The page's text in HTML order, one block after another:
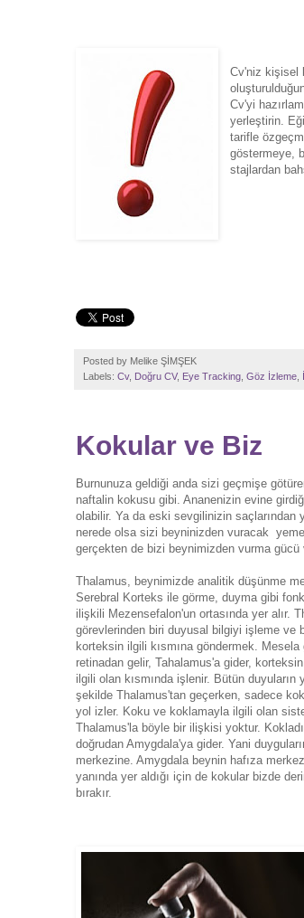
Cv'niz kişisel
Cv'yi
yerleştirin.
tarifle
göstermeye,
stajlardan
Posted by Melike ŞİMŞEK
Labels: Cv, Doğru CV, Eye Tracking Göz İzleme
Kokular ve Biz
Burnunuza geldiği anda sizi geçmişe
naftalin kokusu gibi. Ananenizin evine
olabilir. Ya da eski sevgilinizin
nerede olsa sizi beyninizden vuracak
gerçekten de bizi beynimizden vurma gücü
Thalamus, beynimizde analitik düşünme
Serebral Korteks ile görme, duyma gibi
ilişkili Mezensefalon'un ortasında yer alır.
görevlerinden biri duyusal bilgiyi işleme ve
korteksin ilgili kısmına göndermek. Mesela
retinadan gelir, Tahalamus'a gider,
ilgili olan kısmında işlenir. Bütün duyuların
şekilde Thalamus'tan geçerken, sadece
yol izler. Koku ve koklamayla ilgili olan
Thalamus'la böyle bir ilişkisi yoktur.
doğrudan Amygdala'ya gider. Yani
merkezine. Amygdala beynin hafıza
yanında yer aldığı için de kokular bizde
bırakır.